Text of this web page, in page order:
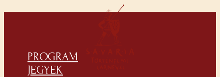
PROGRAM
JEGYEK